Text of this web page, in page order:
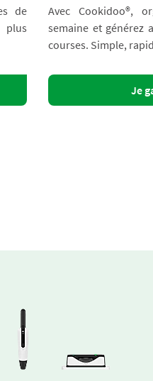
de
plus
Avec Cookidoo®,
semaine et générez
courses. Simple,
Je